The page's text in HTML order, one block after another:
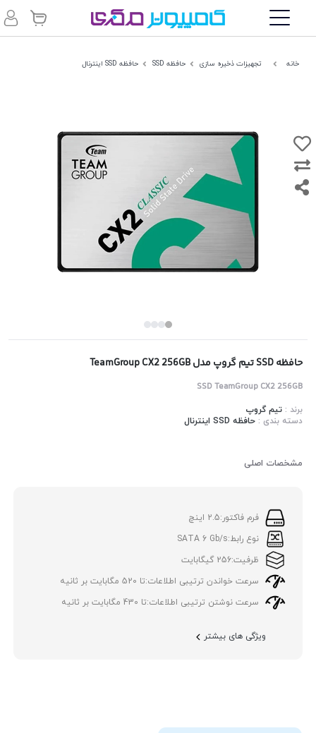
خانه تجهیزات ذخیره سازی حافظه SSD حافظه SSD اینترنال
حافظه SSD تیم گروپ مدل TeamGroup CX2 256GB
SSD TeamGroup CX2 256GB
برند :تیم گروپ
دسته بندی :حافظه SSD اینترنال
مشخصات اصلی
فرم فاکتور:2.5 اینچ
نوع رابط:SATA 6 Gb/s
ظرفیت:256 گیگابایت
سرعت خواندن ترتیبی اطلاعات:تا 520 مگابایت بر ثانیه
سرعت نوشتن ترتیبی اطلاعات:تا 430 مگابایت بر ثانیه
ویژگی های بیشتر